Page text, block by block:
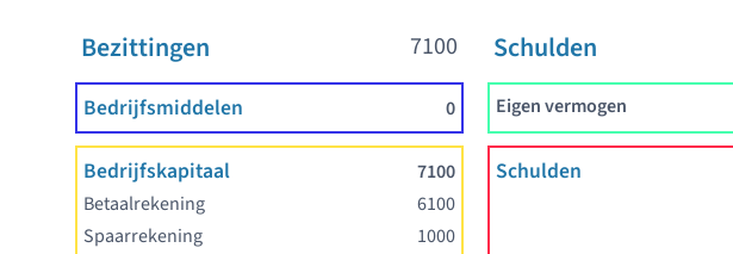
Bezittingen 7100 Schulden
Bedrijfsmiddelen 0 Eigen vermogen
Bedrijfskapitaal
7100
Betaalrekening
6100
Spaarrekening
1000
Schulden